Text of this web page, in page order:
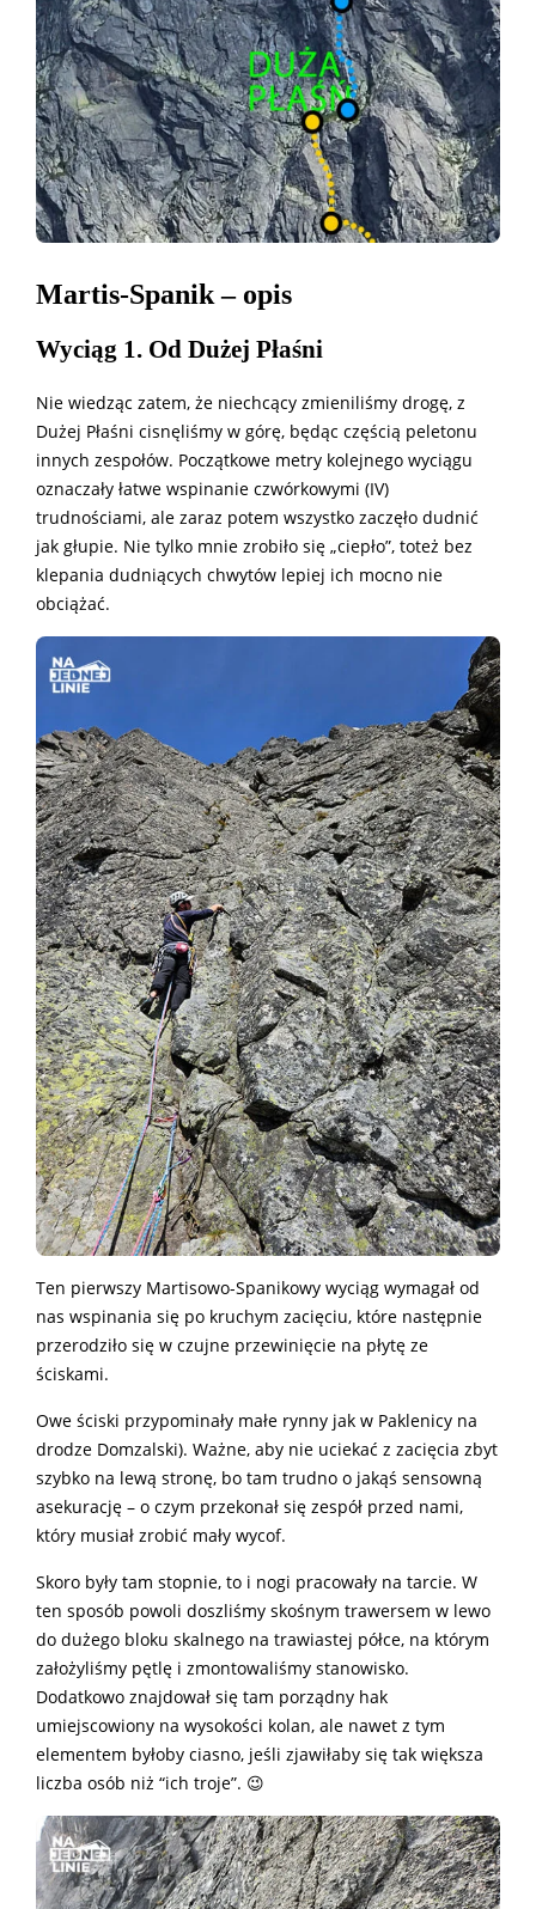
Martis-Spanik – opis
Wyciąg 1. Od Dużej Płaśni
Nie wiedząc zatem, że niechcący zmieniliśmy drogę, z
Dużej Płaśni cisnęliśmy w górę, będąc częścią peletonu
innych zespołów. Początkowe metry kolejnego wyciągu
oznaczały łatwe wspinanie czwórkowymi (IV)
trudnościami, ale zaraz potem wszystko zaczęło dudnić
jak głupie. Nie tylko mnie zrobiło się „ciepło”, toteż bez
klepania dudniących chwytów lepiej ich mocno nie
obciążać.
Ten pierwszy Martisowo-Spanikowy wyciąg wymagał od
nas wspinania się po kruchym zacięciu, które następnie
przerodziło się w czujne przewinięcie na płytę ze
ściskami.
Owe ściski przypominały małe rynny jak w Paklenicy na
drodze Domzalski). Ważne, aby nie uciekać z zacięcia zbyt
szybko na lewą stronę, bo tam trudno o jakąś sensowną
asekurację – o czym przekonał się zespół przed nami,
który musiał zrobić mały wycof.
Skoro były tam stopnie, to i nogi pracowały na tarcie. W
ten sposób powoli doszliśmy skośnym trawersem w lewo
do dużego bloku skalnego na trawiastej półce, na którym
założyliśmy pętlę i zmontowaliśmy stanowisko.
Dodatkowo znajdował się tam porządny hak
umiejscowiony na wysokości kolan, ale nawet z tym
elementem byłoby ciasno, jeśli zjawiłaby się tak większa
liczba osób niż “ich troje”. 😉